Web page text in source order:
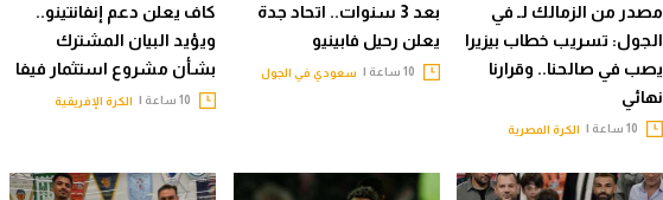
مصدر من الزمالك لـ في
الجول: تسريب خطاب بيزيرا
يصب في صالحنا.. وقرارنا
نهائي
الكرة المصرية
بعد 3 سنوات.. اتحاد جدة
يعلن رحيل فابينيو
سعودي في الجول
كاف يعلن دعم إنفانتينو..
ويؤيد البيان المشترك
بشأن مشروع استثمار فيفا
الكرة الإفريقية